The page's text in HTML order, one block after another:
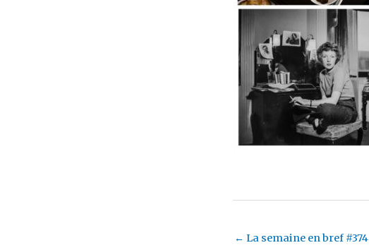
← La semaine en bref #374